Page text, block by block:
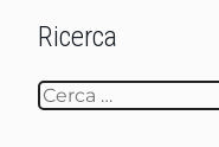
Ricerca
Ricerca
per: